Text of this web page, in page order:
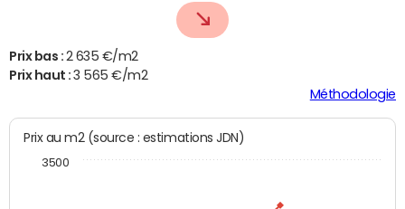
Prix bas : 2 635 €/m2
Prix haut :3 565 €/m2
Méthodologie
Prix au m2 (source : estimations JDN)
3500